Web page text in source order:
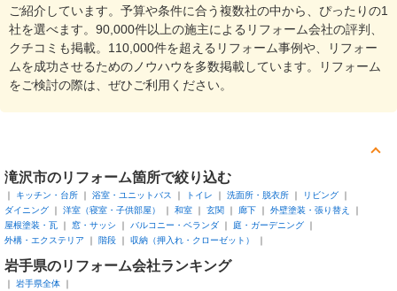
ご紹介しています。予算や条件に合う複数社の中から、ぴったりの1
社を選べます。90,000件以上の施主によるリフォーム会社の評判、
クチコミも掲載。110,000件を超えるリフォーム事例や、リフォー
ムを成功させるためのノウハウを多数掲載しています。リフォーム
をご検討の際は、ぜひご利用ください。
滝沢市のリフォーム箇所で絞り込む
キッチン・台所 浴室・ユニットバス トイレ 洗面所・脱衣所
リビング
ダイニング
洋室（寝室・子供部屋） 和室 玄関 廊下
外壁塗装・張り替え
屋根塗装・瓦
窓・サッシ バルコニー・ベランダ
庭・ガーデニング
外構・エクステリア
階段 収納（押入れ・クローゼット）
岩手県のリフォーム会社ランキング
岩手県全体